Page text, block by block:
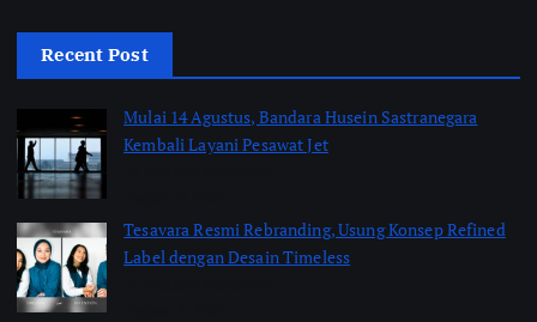
Recent Post
Mulai 14 Agustus, Bandara Husein Sastranegara
Kembali Layani Pesawat Jet
Tesavara Resmi Rebranding, Usung Konsep Refined
Label dengan Desain Timeless